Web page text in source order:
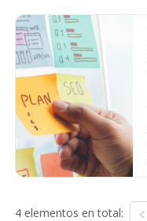
4 elementos en total: